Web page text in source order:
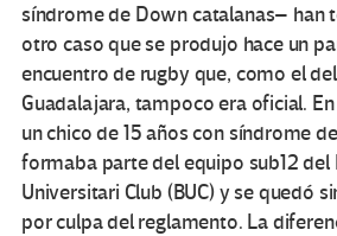
síndrome de Down catalanas– han
otro caso que se produjo hace un
encuentro de rugby que, como el
Guadalajara, tampoco era oficial.
un chico de 15 años con síndrome
formaba parte del equipo sub12 del
Universitari Club (BUC) y se quedó
por culpa del reglamento. La